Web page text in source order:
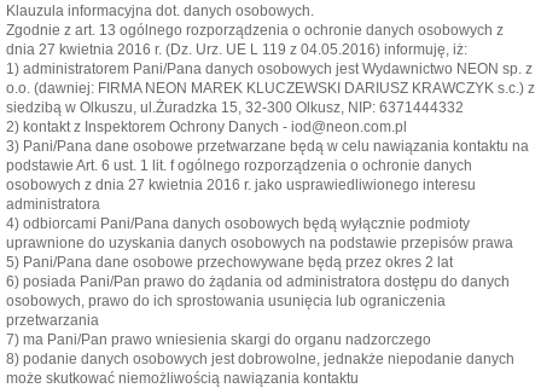
Klauzula informacyjna dot. danych osobowych.
Zgodnie z art. 13 ogólnego rozporządzenia o ochronie danych osobowych z
dnia 27 kwietnia 2016 r. (Dz. Urz. UE L 119 z 04.05.2016) informuję, iż:
1) administratorem Pani/Pana danych osobowych jest Wydawnictwo NEON sp. z
o.o. (dawniej: FIRMA NEON MAREK KLUCZEWSKI DARIUSZ KRAWCZYK s.c.) z
siedzibą w Olkuszu, ul.Żuradzka 15, 32-300 Olkusz, NIP: 6371444332
2) kontakt z Inspektorem Ochrony Danych - iod@neon.com.pl
3) Pani/Pana dane osobowe przetwarzane będą w celu nawiązania kontaktu na
podstawie Art. 6 ust. 1 lit. f ogólnego rozporządzenia o ochronie danych
osobowych z dnia 27 kwietnia 2016 r. jako usprawiedliwionego interesu
administratora
4) odbiorcami Pani/Pana danych osobowych będą wyłącznie podmioty
uprawnione do uzyskania danych osobowych na podstawie przepisów prawa
5) Pani/Pana dane osobowe przechowywane będą przez okres 2 lat
6) posiada Pani/Pan prawo do żądania od administratora dostępu do danych
osobowych, prawo do ich sprostowania usunięcia lub ograniczenia
przetwarzania
7) ma Pani/Pan prawo wniesienia skargi do organu nadzorczego
8) podanie danych osobowych jest dobrowolne, jednakże niepodanie danych
może skutkować niemożliwością nawiązania kontaktu